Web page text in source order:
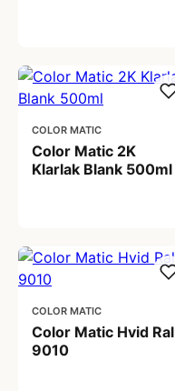
COLOR MATIC
Color Matic 2K
Klarlak Blank 500ml
COLOR MATIC
Color Matic Hvid Ral
9010